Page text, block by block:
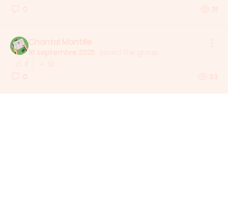
0 31
Chantal Montille
16 septembre 2025
0
0 33